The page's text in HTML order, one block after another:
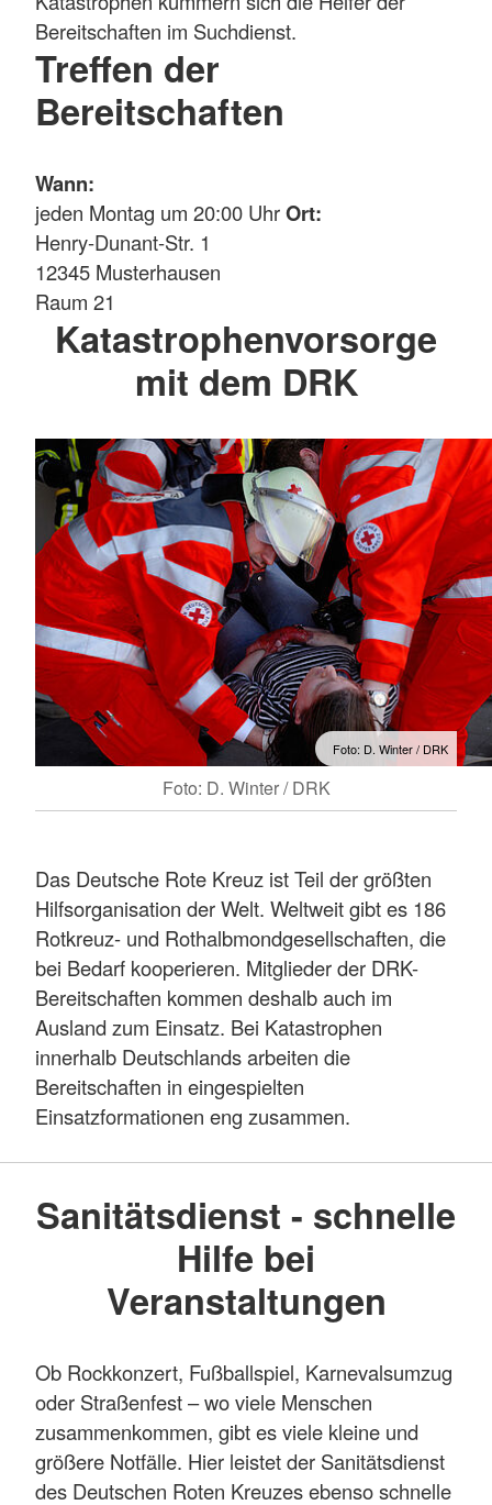
Bereitschaften im Suchdienst.
Treffen der
Bereitschaften
Wann:
jeden Montag um 20:00 UhrOrt:
Henry-Dunant-Str. 1
12345 Musterhausen
Raum 21
Katastrophenvorsorge
mit dem DRK
Foto: D. Winter / DRK
Foto: D. Winter / DRK
Das Deutsche Rote Kreuz ist Teil der größten
Hilfsorganisation der Welt. Weltweit gibt es 186
Rotkreuz- und Rothalbmondgesellschaften, die
bei Bedarf kooperieren. Mitglieder der DRK-
Bereitschaften kommen deshalb auch im
Ausland zum Einsatz. Bei Katastrophen
innerhalb Deutschlands arbeiten die
Bereitschaften in eingespielten
Einsatzformationen eng zusammen.
Sanitätsdienst - schnelle
Hilfe bei
Veranstaltungen
Ob Rockkonzert, Fußballspiel, Karnevalsumzug
oder Straßenfest – wo viele Menschen
zusammenkommen, gibt es viele kleine und
größere Notfälle. Hier leistet der Sanitätsdienst
des Deutschen Roten Kreuzes ebenso schnelle